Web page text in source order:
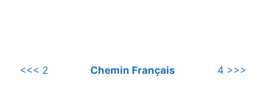
<<< 2 Chemin Français 4 >>>